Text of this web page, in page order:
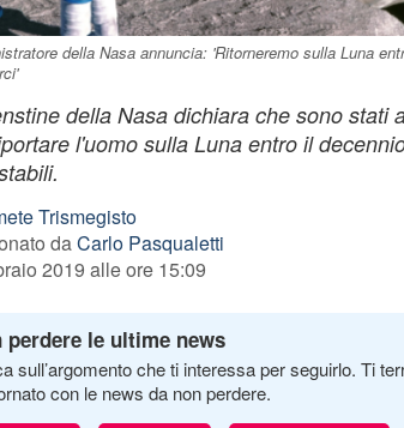
della Nasa annuncia: 'Ritorneremo sulla Luna
della Nasa dichiara che sono stati
l'uomo sulla Luna entro il
Trismegisto
daCarlo Pasqualetti
2019 alle ore 15:09
perdere le ultime news
sull’argomento che ti interessa per seguirlo. Ti
con le news da non perdere.